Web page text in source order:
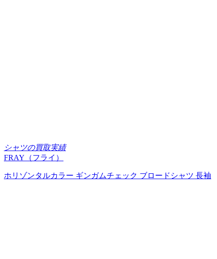
シャツの買取実績
FRAY（フライ）
ホリゾンタルカラー ギンガムチェック ブロードシャツ 長袖